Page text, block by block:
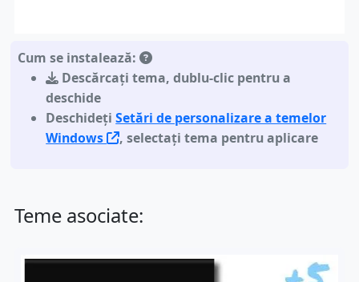
Cum se instalează:
Descărcați tema,dublu-clic pentru a
deschide
DeschidețiSetări de personalizare a temelor
Windows
, selectați tema pentru aplicare
Teme asociate: